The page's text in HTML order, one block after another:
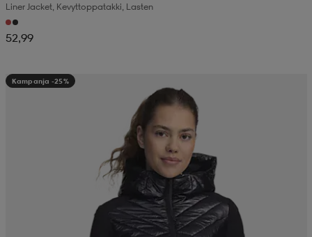
Liner Jacket, Kevyttoppatakki, Lasten
52,99
Kampanja -25%